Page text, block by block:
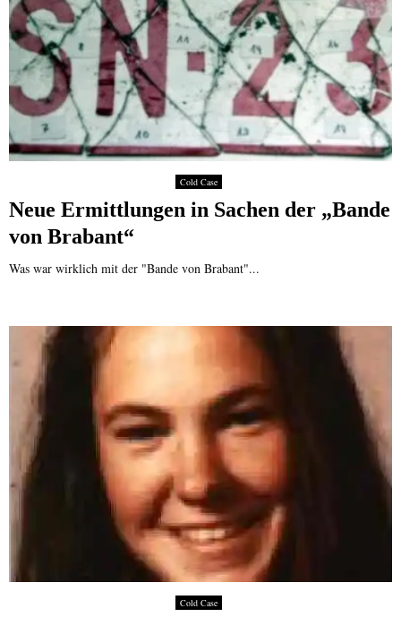
Cold Case
Neue Ermittlungen in Sachen der „Bande
von Brabant“
Was war wirklich mit der "Bande von Brabant"...
Cold Case